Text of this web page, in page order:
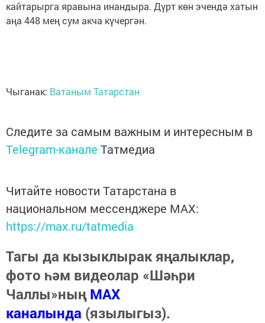
кайтарырга яравына инандыра. Дүрт көн эчендә хатын
аңа 448 мең сум акча күчергән.
Чыганак: Ватаным Татарстан
Следите за самым важным и интересным в
Telegram-канале Татмедиа
Читайте новости Татарстана в
национальном мессенджере MАХ:
https://max.ru/tatmedia
Тагы да кызыклырак яңалыклар,
фото һәм видеолар «Шәһри
Чаллы»ныңMAX
каналында (язылыгыз).